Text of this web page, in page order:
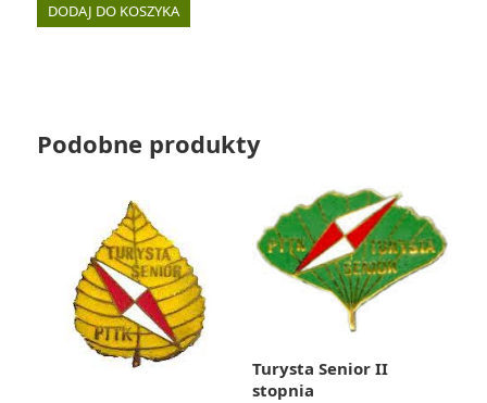
DODAJ DO KOSZYKA
Podobne produkty
Turysta Senior II
stopnia